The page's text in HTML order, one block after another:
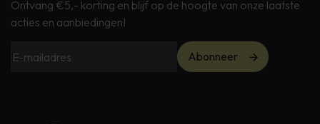
Ontvang €5,- korting en blijf op de hoogte van onze laatste
acties en aanbiedingen!
Abonneer